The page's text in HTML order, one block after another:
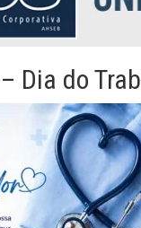
Dia do